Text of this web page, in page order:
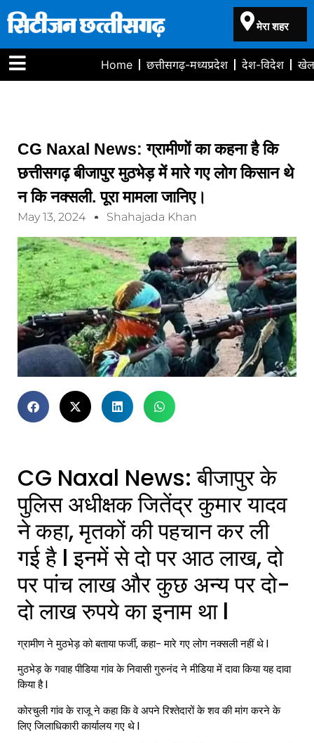
मेरा शहर
Home छत्तीसगढ़-मध्यप्रदेश देश-विदेश
CG Naxal News: ग्रामीणों का कहना है कि
छत्तीसगढ़ बीजापुर मुठभेड़ में मारे गए लोग किसान थे
न कि नक्सली. पूरा मामला जानिए।
May 13, 2024 Shahajada Khan
CG Naxal News: बीजापुर के
पुलिस अधीक्षक जितेंद्र कुमार यादव
ने कहा, मृतकों की पहचान कर ली
गई है l इनमें से दो पर आठ लाख, दो
पर पांच लाख और कुछ अन्य पर दो-
दो लाख रुपये का इनाम था l
ग्रामीण ने मुठभेड़ को बताया फर्जी, कहा- मारे गए लोग नक्सली नहीं थे l
मुठभेड़ के गवाह पीडिया गांव के निवासी गुरुनंद ने मीडिया में दावा किया यह दावा
किया है l
कोरचुली गांव के राजू ने कहा कि वे अपने रिश्तेदारों के शव की मांग करने के
लिए जिलाधिकारी कार्यालय गए थे l